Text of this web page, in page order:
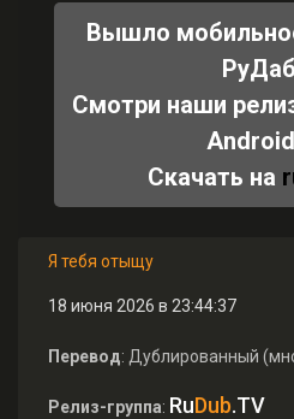
Вышло
Смотри наши
Скачать на
Я тебя отыщу
18 июня 2026 в 23:44:37
Перевод: Дублированный
Релиз-группа: RuDub.TV